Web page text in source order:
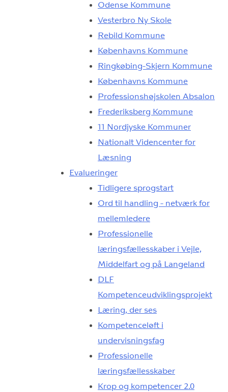
Odense Kommune
Vesterbro Ny Skole
Rebild Kommune
Københavns Kommune
Ringkøbing-Skjern Kommune
Københavns Kommune
Professionshøjskolen Absalon
Frederiksberg Kommune
11 Nordjyske Kommuner
Nationalt Videncenter for
Læsning
Evalueringer
Tidligere sprogstart
Ord til handling - netværk for
mellemledere
Professionelle
læringsfællesskaber i Vejle,
Middelfart og på Langeland
DLF
Kompetenceudviklingsprojekt
Læring, der ses
Kompetenceløft i
undervisningsfag
Professionelle
læringsfællesskaber
Krop og kompetencer 2.0